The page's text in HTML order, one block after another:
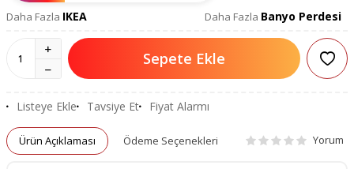
Daha Fazla IKEA Daha Fazla Banyo Perdesi
Sepete Ekle
Listeye Ekle Tavsiye Et Fiyat Alarmı
Ürün Açıklaması Ödeme Seçenekleri Yorum